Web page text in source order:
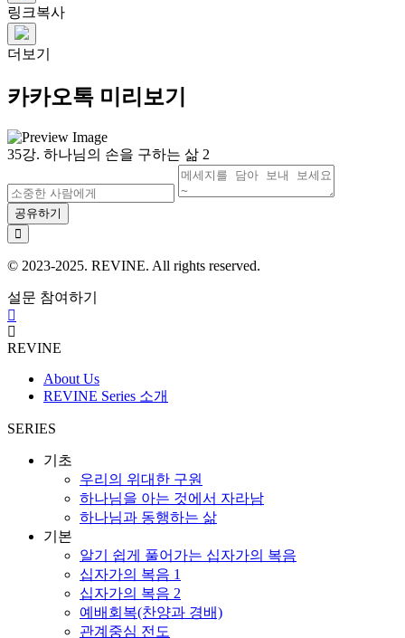
링크복사
더보기
카카오톡 미리보기
35강. 하나님의 손을 구하는 삶 2
공유하기
© 2023-2025. REVINE. All rights reserved.
설문 참여하기
REVINE
About Us
REVINE Series 소개
SERIES
기초
우리의 위대한 구원
하나님을 아는 것에서 자라남
하나님과 동행하는 삶
기본
알기 쉽게 풀어가는 십자가의 복음
십자가의 복음 1
십자가의 복음 2
예배회복(찬양과 경배)
관계중심 전도